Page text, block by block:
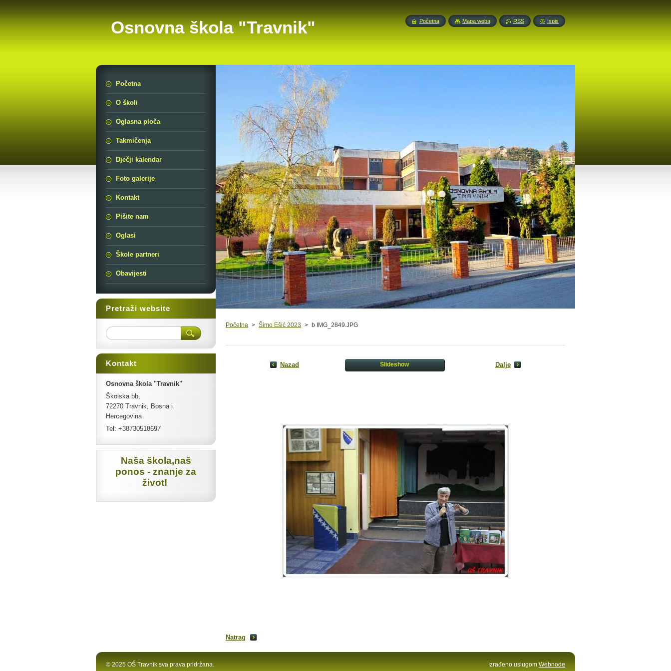
Osnovna škola "Travnik"
Početna > Šimo Ešić 2023 > b IMG_2849.JPG
Nazad Slideshow Dalje
Natrag
Početna
O školi
Oglasna ploča
Takmičenja
Dječji kalendar
Foto galerije
Kontakt
Pišite nam
Oglasi
Škole partneri
Obavijesti
Pretraži website
Kontakt
Osnovna škola "Travnik"
Školska bb,
72270 Travnik, Bosna i
Hercegovina
Tel: +38730518697
Naša škola,naš
ponos - znanje za
život!
© 2025 OŠ Travnik sva prava pridržana. Izrađeno uslugom Webnode
Početna Mapa weba RSS Ispis